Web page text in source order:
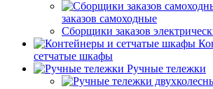
заказов самоходные
Сборщики заказов
сетчатые шкафы
Ручные тележки